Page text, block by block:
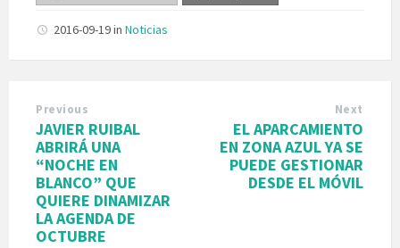
2016-09-19in Noticias
Previous
JAVIER RUIBAL
ABRIRÁ UNA
“NOCHE EN
BLANCO” QUE
QUIERE DINAMIZAR
LA AGENDA DE
OCTUBRE
Next
EL APARCAMIENTO
EN ZONA AZUL YA SE
PUEDE GESTIONAR
DESDE EL MÓVIL